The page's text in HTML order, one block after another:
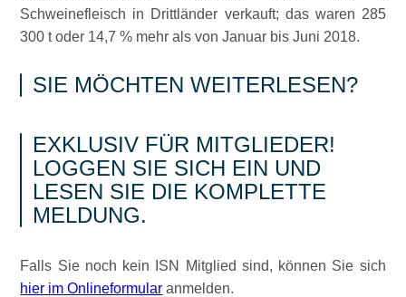
Schweinefleisch in Drittländer verkauft; das waren 285
300 t oder 14,7 % mehr als von Januar bis Juni 2018.
SIE MÖCHTEN WEITERLESEN?
EXKLUSIV FÜR MITGLIEDER!
LOGGEN SIE SICH EIN UND
LESEN SIE DIE KOMPLETTE
MELDUNG.
Falls Sie noch kein ISN Mitglied sind, können Sie sich
hier im Onlineformular anmelden.